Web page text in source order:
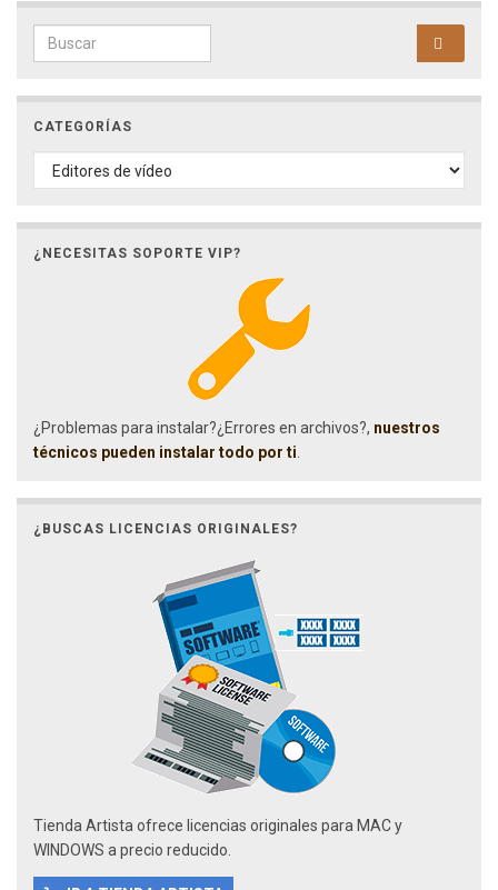
Search for:
CATEGORÍAS
CATEGORÍAS
¿NECESITAS SOPORTE VIP?
¿Problemas para instalar?¿Errores en archivos?, nuestros
técnicos pueden instalar todo por ti
¿BUSCAS LICENCIAS ORIGINALES?
Tienda Artista ofrece licencias originales para MAC y
WINDOWS a precio reducido.